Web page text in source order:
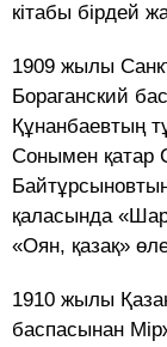
кітабы бірдей
1909 жылы
Бораганский
Құнанбаевтың
Сонымен қатар
қаласында
«Оян, қазақ»
1910 жылы
баспасынан